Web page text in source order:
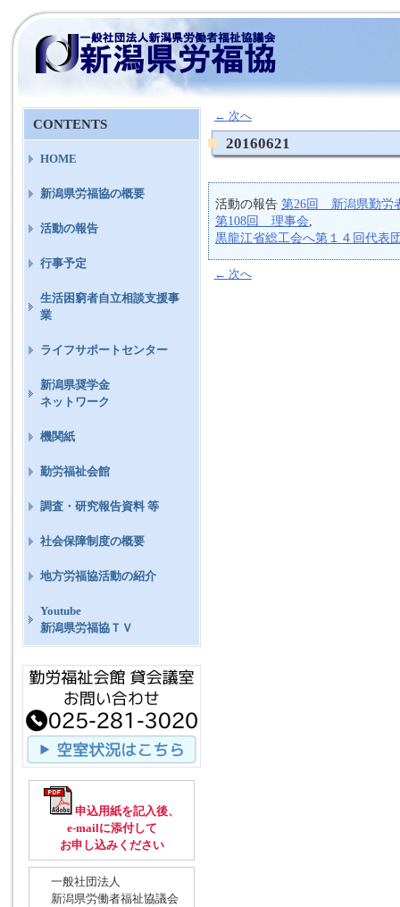
← 次へ
20160621
活動の報告 第26回 新潟県勤労
第108回 理事会
黒龍江省総工会へ第１４回代表
← 次へ
CONTENTS
HOME
新潟県労福協の概要
活動の報告
行事予定
生活困窮者自立相談支援事
業
ライフサポートセンター
新潟県奨学金
ネットワーク
機関紙
勤労福祉会館
調査・研究報告資料 等
社会保障制度の概要
地方労福協活動の紹介
Youtube
新潟県労福協ＴＶ
申込用紙を記入後、
e-mailに添付して
お申し込みください
一般社団法人
新潟県労働者福祉協議会